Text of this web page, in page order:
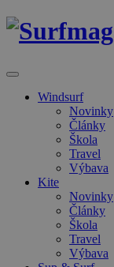
Windsurf
Novinky
Články
Škola
Travel
Výbava
Kite
Novinky
Články
Škola
Travel
Výbava